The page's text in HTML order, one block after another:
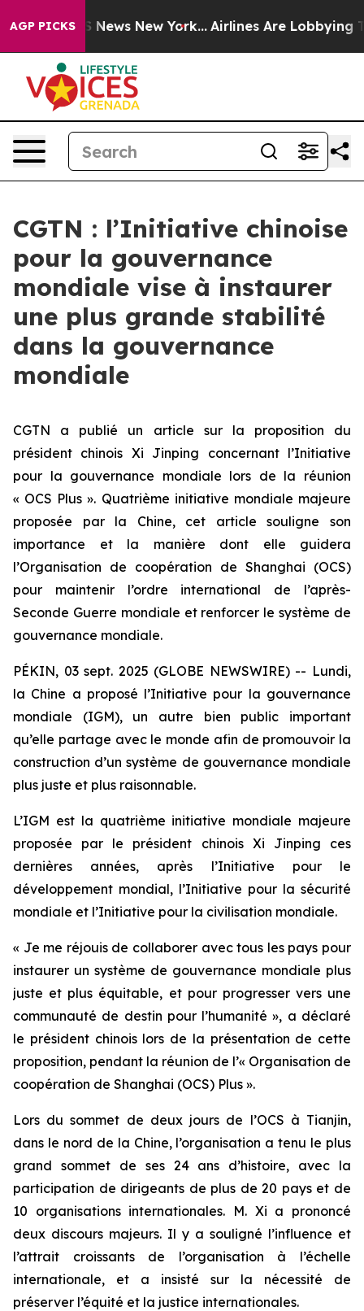
AGP PICKS
CBS News New York... Airlines Are Lobbying To
CGTN : l’Initiative chinoise
pour la gouvernance
mondiale vise à instaurer
une plus grande stabilité
dans la gouvernance
mondiale
CGTN a publié un article sur la proposition du
président chinois Xi Jinping concernant l’Initiative
pour la gouvernance mondiale lors de la réunion
« OCS Plus ». Quatrième initiative mondiale majeure
proposée par la Chine, cet article souligne son
importance et la manière dont elle guidera
l’Organisation de coopération de Shanghai (OCS)
pour maintenir l’ordre international de l’après-
Seconde Guerre mondiale et renforcer le système de
gouvernance mondiale.
PÉKIN, 03 sept. 2025 (GLOBE NEWSWIRE) -- Lundi,
la Chine a proposé l’Initiative pour la gouvernance
mondiale (IGM), un autre bien public important
qu’elle partage avec le monde afin de promouvoir la
construction d’un système de gouvernance mondiale
plus juste et plus raisonnable.
L’IGM est la quatrième initiative mondiale majeure
proposée par le président chinois Xi Jinping ces
dernières années, après l’Initiative pour le
développement mondial, l’Initiative pour la sécurité
mondiale et l’Initiative pour la civilisation mondiale.
« Je me réjouis de collaborer avec tous les pays pour
instaurer un système de gouvernance mondiale plus
juste et plus équitable, et pour progresser vers une
communauté de destin pour l’humanité », a déclaré
le président chinois lors de la présentation de cette
proposition, pendant la réunion de l’« Organisation de
coopération de Shanghai (OCS) Plus ».
Lors du sommet de deux jours de l’OCS à Tianjin,
dans le nord de la Chine, l’organisation a tenu le plus
grand sommet de ses 24 ans d’histoire, avec la
participation de dirigeants de plus de 20 pays et de
10 organisations internationales. M. Xi a prononcé
deux discours majeurs. Il y a souligné l’influence et
l’attrait croissants de l’organisation à l’échelle
internationale, et a insisté sur la nécessité de
préserver l’équité et la justice internationales.